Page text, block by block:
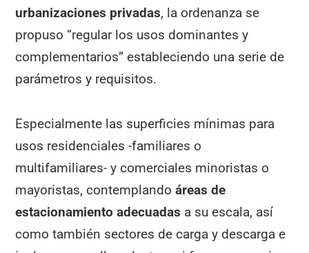
urbanizaciones privadas, la ordenanza se
propuso “regular los usos dominantes y
complementarios” estableciendo una serie de
parámetros y requisitos.
Especialmente las superficies mínimas para
usos residenciales -familiares o
multifamiliares- y comerciales minoristas o
mayoristas, contemplandoáreas de
estacionamiento adecuadas a su escala, así
como también sectores de carga y descarga e